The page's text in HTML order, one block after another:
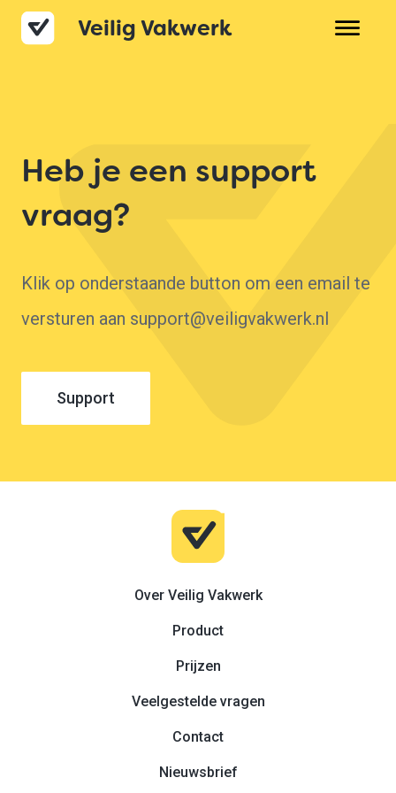
Veilig Vakwerk
Over Veilig Vakwerk
Veelgestelde vragen
Heb je een support
vraag?
Klik op onderstaande button om een email te
versturen aan support@veiligvakwerk.nl
Support
Over Veilig Vakwerk
Product
Prijzen
Veelgestelde vragen
Contact
Nieuwsbrief